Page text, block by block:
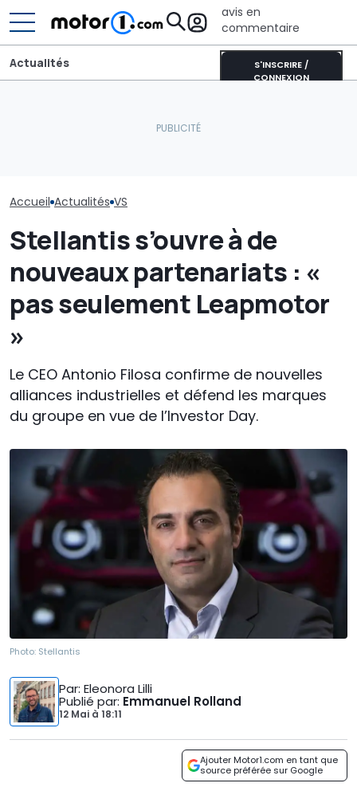
avis en
commentaire
S'INSCRIRE /
CONNEXION
Actualités
Accueil Actualités VS
Stellantis s’ouvre à de
nouveaux partenariats : «
pas seulement Leapmotor
»
Le CEO Antonio Filosa confirme de nouvelles
alliances industrielles et défend les marques
du groupe en vue de l’Investor Day.
Photo: Stellantis
Par: Eleonora Lilli
Publié par: Emmanuel Rolland
12 Mai à 18:11
Ajouter Motor1.com en tant que
source préférée sur Google